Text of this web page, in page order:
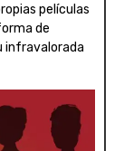
películas
de
infravalorada